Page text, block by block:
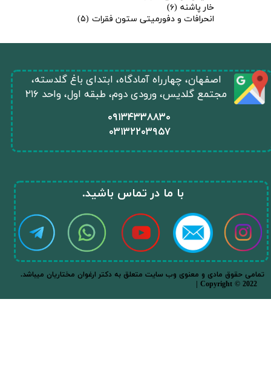
خار پاشنه (۶)
انحرافات و دفورمیتی ستون فقرات (۵)
​۰۹۱۳۴۳۳۸۸۳۰
۰۳۱۳۲۲۰۳۹۵۷
​اصفهان، چهارراه آمادگاه، ابتدای باغ گلدسته،
مجتمع گلدیس، ورودی دوم، طبقه اول، واحد ۲۱۶
​با ما در تماس باشید.​​​​​​​
.تمامی حقوق مادی و معنوی وب سایت متعلق به دکتر ارغوان مختاریان میباشد
| Copyright © 2022